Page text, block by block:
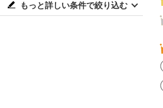
もっと詳しい条件で絞り込む